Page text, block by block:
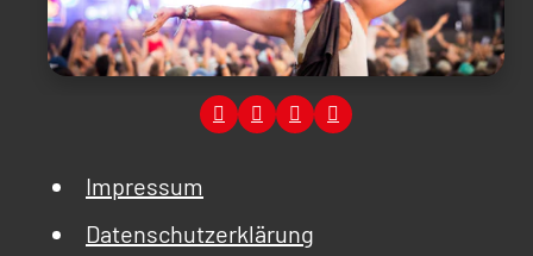
Impressum
Datenschutzerklärung